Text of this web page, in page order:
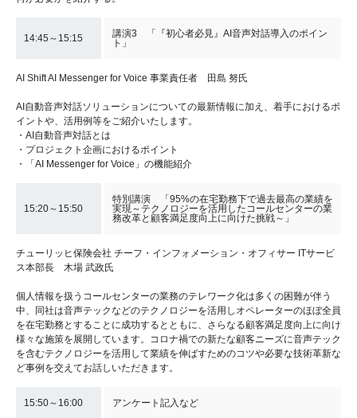
14:45～15:15
講演3 「『初心者必見』AI音声対話導入のポイン
ト」
AI Shift AI Messenger for Voice 事業責任者 田島 努氏
AI自動音声対話ソリューションについての最新情報に加え、着手におけるポ
イントや、活用例等をご紹介いたします。
・AI自動音声対話とは
・プロジェクト企画におけるポイント
・「AI Messenger for Voice」の機能紹介
15:20～15:50
特別講演 「95%の在宅勤務下で過去最高の業績を
実現～テクノロジーを活用したコールセンターの業
務改革と顧客満足度向上に向けた挑戦～」
チューリッヒ保険会社 チーフ・インフォメーション・オフィサー ITサービ
ス本部長 木場 武政氏
個人情報を扱うコールセンターの業務のテレワーク化は多くの困難が伴う
中、同社は音声テックなどのテクノロジーを活用しオペレーターのほぼ全員
を在宅勤務とすることに成功するとともに、さらなる顧客満足度向上に向け
様々な施策を展開しています。コロナ禍での新たな顧客ニーズに音声テック
を含むテクノロジーを活用して業績を伸ばすためのコツや必要な技術革新な
ど事例を交えてお話しいただきます。
15:50～16:00 アンケート記入など